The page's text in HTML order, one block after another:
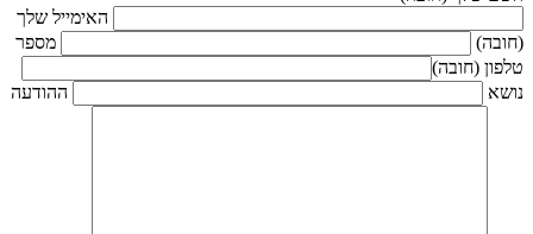
האימייל שלך
(חובה)
מספר
טלפון (חובה)
נושא
ההודעה